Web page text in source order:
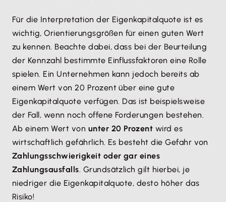
Für die Interpretation der Eigenkapitalquote ist es
wichtig, Orientierungsgrößen für einen guten Wert
zu kennen. Beachte dabei, dass bei der Beurteilung
der Kennzahl bestimmte Einflussfaktoren eine Rolle
spielen. Ein Unternehmen kann jedoch bereits ab
einem Wert von 20 Prozent über eine gute
Eigenkapitalquote verfügen. Das ist beispielsweise
der Fall, wenn noch offene Forderungen bestehen.
Ab einem Wert von unter 20 Prozent wird es
wirtschaftlich gefährlich. Es besteht die Gefahr von
Zahlungsschwierigkeit oder gar eines
Zahlungsausfalls. Grundsätzlich gilt hierbei, je
niedriger die Eigenkapitalquote, desto höher das
Risiko!